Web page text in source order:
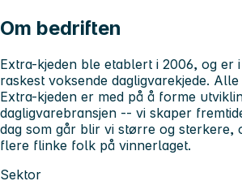
Om bedriften
Extra-kjeden ble etablert i 2006, og er
raskest voksende dagligvarekjede.
Extra-kjeden er med på å forme
dagligvarebransjen -- vi skaper
dag som går blir vi større og sterkere,
flere flinke folk på vinnerlaget.
Sektor